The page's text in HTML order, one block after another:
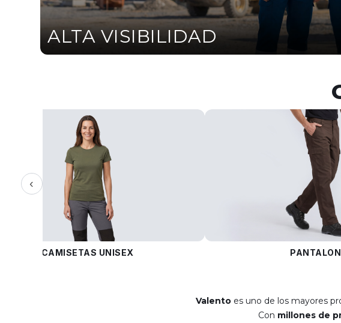
ALTA VISIBILIDAD
‹
CAMISETAS UNISEX
Valento es uno de los mayores
Con millones de